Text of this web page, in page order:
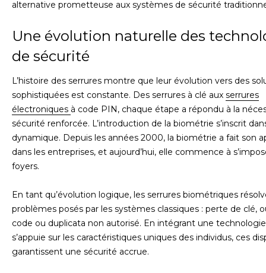
alternative prometteuse aux systèmes de sécurité
Une évolution naturelle des
de sécurité
L’histoire des serrures montre que leur évolution vers des
sophistiquées est constante. Des serrures à clé aux serrures
électroniques à code PIN, chaque étape a répondu à la
sécurité renforcée. L’introduction de la biométrie s’inscrit
dynamique. Depuis les années 2000, la biométrie a fait son
dans les entreprises, et aujourd’hui, elle commence à
foyers.
En tant qu’évolution logique, les serrures biométriques
problèmes posés par les systèmes classiques : perte de clé,
code ou duplicata non autorisé. En intégrant une
s’appuie sur les caractéristiques uniques des individus, ces
garantissent une sécurité accrue.